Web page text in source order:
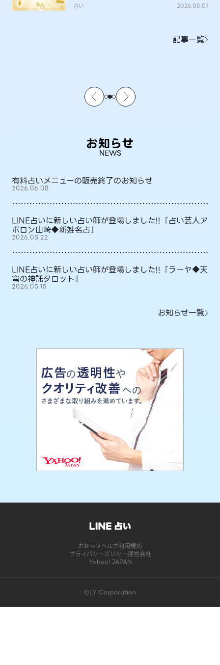
占い 2026.08.01
記事一覧
お知らせ
NEWS
有料占いメニューの販売終了のお知らせ
2026.06.08
LINE占いに新しい占い師が登場しました!!「占い芸人ア
ポロン山崎◆新姓名占」
2026.05.22
LINE占いに新しい占い師が登場しました!!「ラーヤ◆天
穹の神託タロット」
2026.05.15
お知らせ一覧
お知らせヘルプ利用規約
プライバシーポリシー運営会社
Yahoo! JAPAN
©LY Corporation
このコンテンツは掲載が終了しました | LINE占い